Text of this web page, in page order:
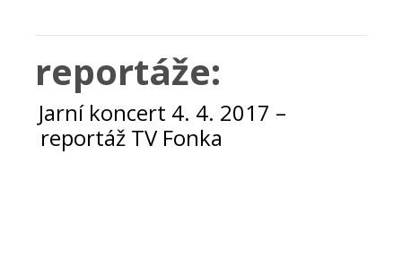
reportáže:
Jarní koncert 4. 4. 2017 –
reportáž TV Fonka